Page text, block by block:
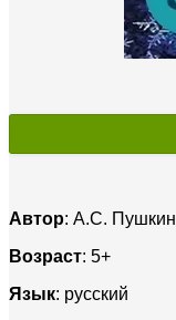
Автор: А.С. Пушкин
Возраст: 5+
Язык: русский